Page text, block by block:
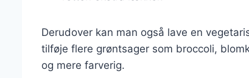
Derudover kan man også lave en
tilføje flere grøntsager som broccoli,
og mere farverig.